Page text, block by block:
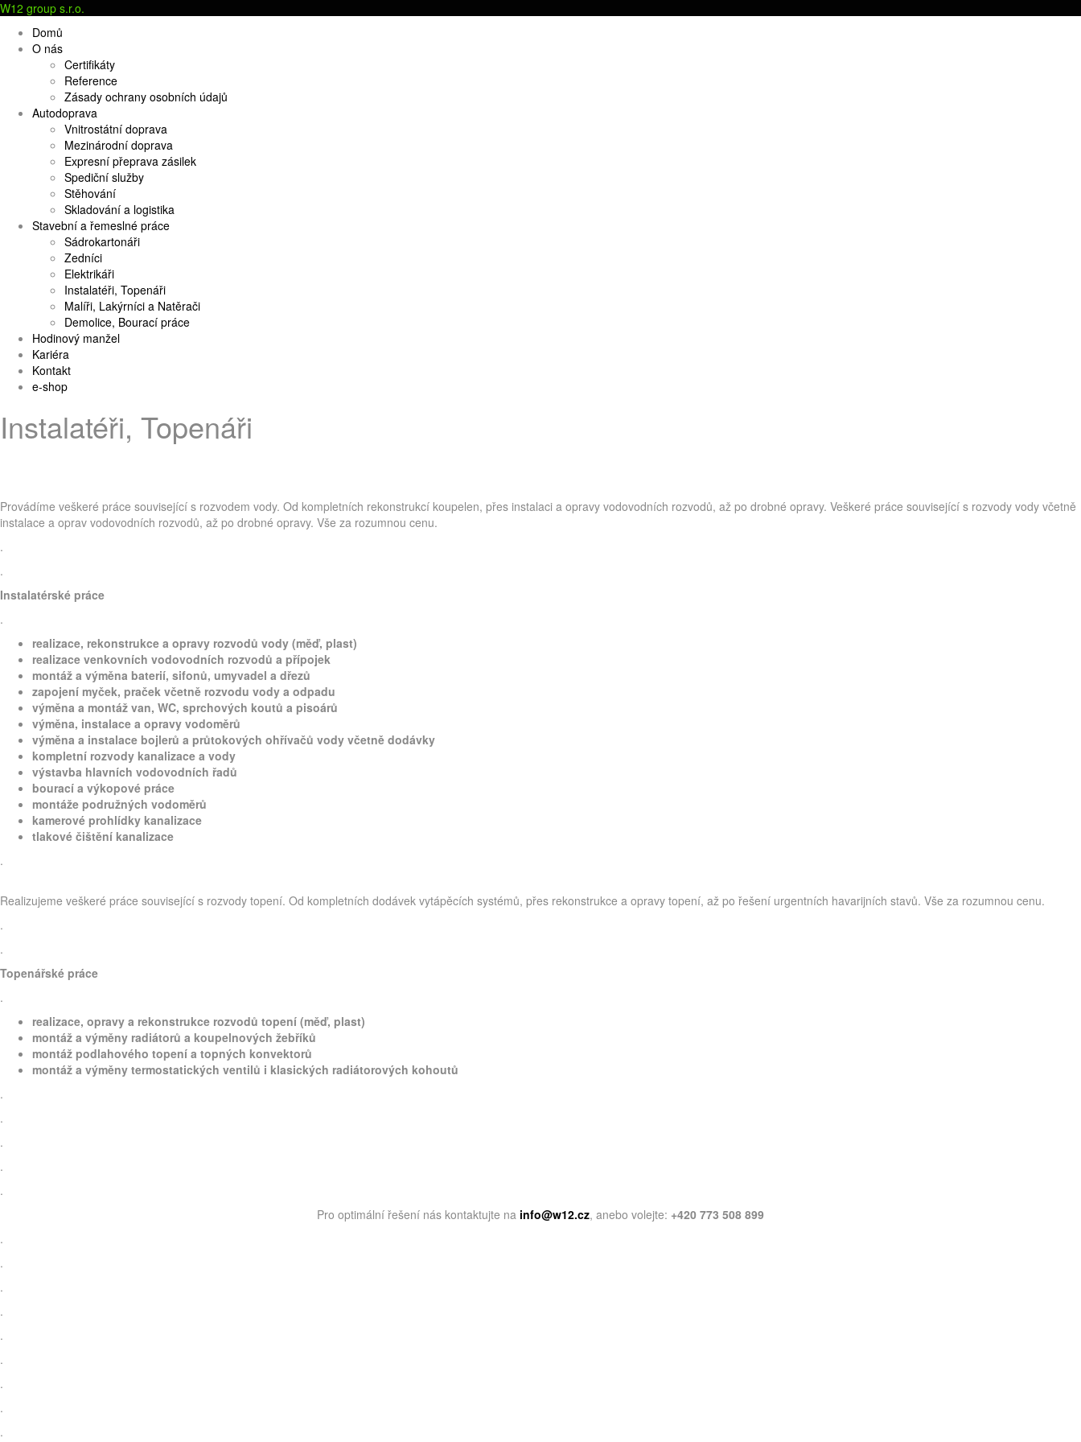
W12 group s.r.o.
Domů
O nás
Certifikáty
Reference
Zásady ochrany osobních údajů
Autodoprava
Vnitrostátní doprava
Mezinárodní doprava
Expresní přeprava zásilek
Spediční služby
Stěhování
Skladování a logistika
Stavební a řemeslné práce
Sádrokartonáři
Zedníci
Elektrikáři
Instalatéři, Topenáři
Malíři, Lakýrníci a Natěrači
Demolice, Bourací práce
Hodinový manžel
Kariéra
Kontakt
e-shop
Instalatéři, Topenáři
Provádíme veškeré práce související s rozvodem vody. Od kompletních rekonstrukcí koupelen, přes instalaci a opravy vodovodních rozvodů, až po drobné opravy. Veškeré práce související s rozvody vody včetně
instalace a oprav vodovodních rozvodů, až po drobné opravy. Vše za rozumnou cenu.
.
.
Instalatérské práce
.
realizace, rekonstrukce a opravy rozvodů vody (měď, plast)
realizace venkovních vodovodních rozvodů a přípojek
montáž a výměna baterií, sifonů, umyvadel a dřezů
zapojení myček, praček včetně rozvodu vody a odpadu
výměna a montáž van, WC, sprchových koutů a pisoárů
výměna, instalace a opravy vodoměrů
výměna a instalace bojlerů a průtokových ohřívačů vody včetně dodávky
kompletní rozvody kanalizace a vody
výstavba hlavních vodovodních řadů
bourací a výkopové práce
montáže podružných vodoměrů
kamerové prohlídky kanalizace
tlakové čištění kanalizace
.
Realizujeme veškeré práce související s rozvody topení. Od kompletních dodávek vytápěcích systémů, přes rekonstrukce a opravy topení, až po řešení urgentních havarijních stavů. Vše za rozumnou cenu.
.
.
Topenářské práce
.
realizace, opravy a rekonstrukce rozvodů topení (měď, plast)
montáž a výměny radiátorů a koupelnových žebříků
montáž podlahového topení a topných konvektorů
montáž a výměny termostatických ventilů i klasických radiátorových kohoutů
.
.
.
.
.
Pro optimální řešení nás kontaktujte na info@w12.cz, anebo volejte: +420 773 508 899
.
.
.
.
.
.
.
.
.